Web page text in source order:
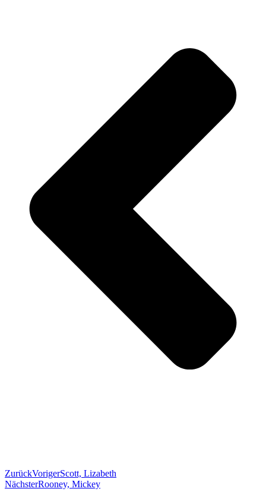
ZurückVorigerScott, Lizabeth
NächsterRooney, Mickey